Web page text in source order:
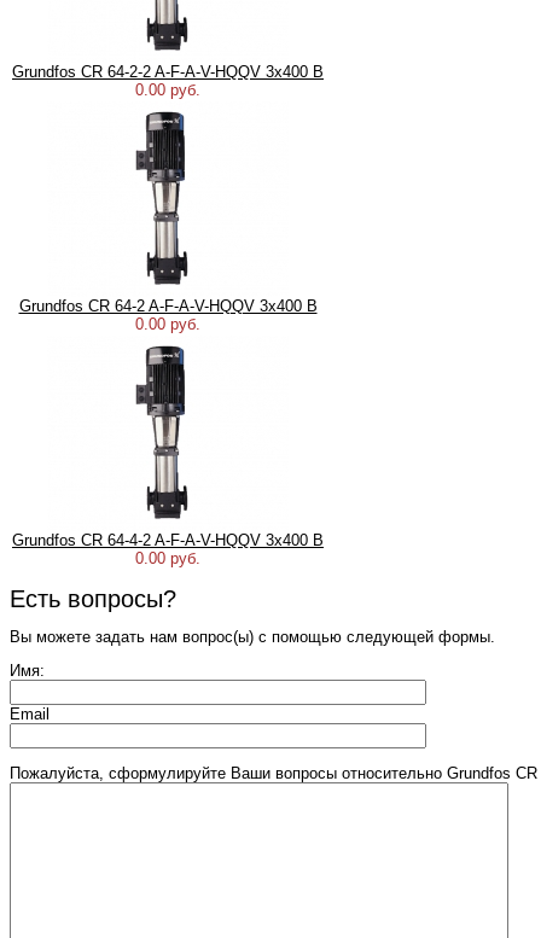
Grundfos CR 64-2-2 A-F-A-V-HQQV 3х400 В
0.00 руб.
Grundfos CR 64-2 A-F-A-V-HQQV 3х400 В
0.00 руб.
Grundfos CR 64-4-2 A-F-A-V-HQQV 3х400 В
0.00 руб.
Есть вопросы?
Вы можете задать нам вопрос(ы) с помощью следующей формы.
Имя:
Email
Пожалуйста, сформулируйте Ваши вопросы относительно Grundfos